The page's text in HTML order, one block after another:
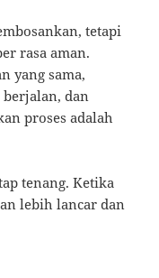
tetapi
rasa aman.
yang sama,
dan
proses adalah
tenang. Ketika
lebih lancar dan